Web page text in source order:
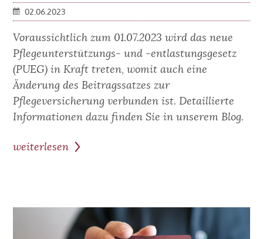
02.06.2023
Voraussichtlich zum 01.07.2023 wird das neue
Pflegeunterstützungs- und -entlastungsgesetz
(PUEG) in Kraft treten, womit auch eine
Änderung des Beitragssatzes zur
Pflegeversicherung verbunden ist. Detaillierte
Informationen dazu finden Sie in unserem Blog.
weiterlesen
Pflegeversicherung